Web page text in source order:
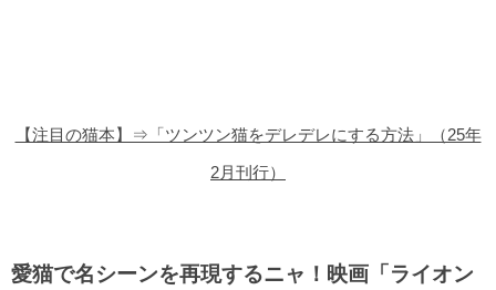
【注目の猫本】⇒「ツンツン猫をデレデレにする方法」（25年
2月刊行）
愛猫で名シーンを再現するニャ！映画「ライオン
猫のゲーム・アプリ